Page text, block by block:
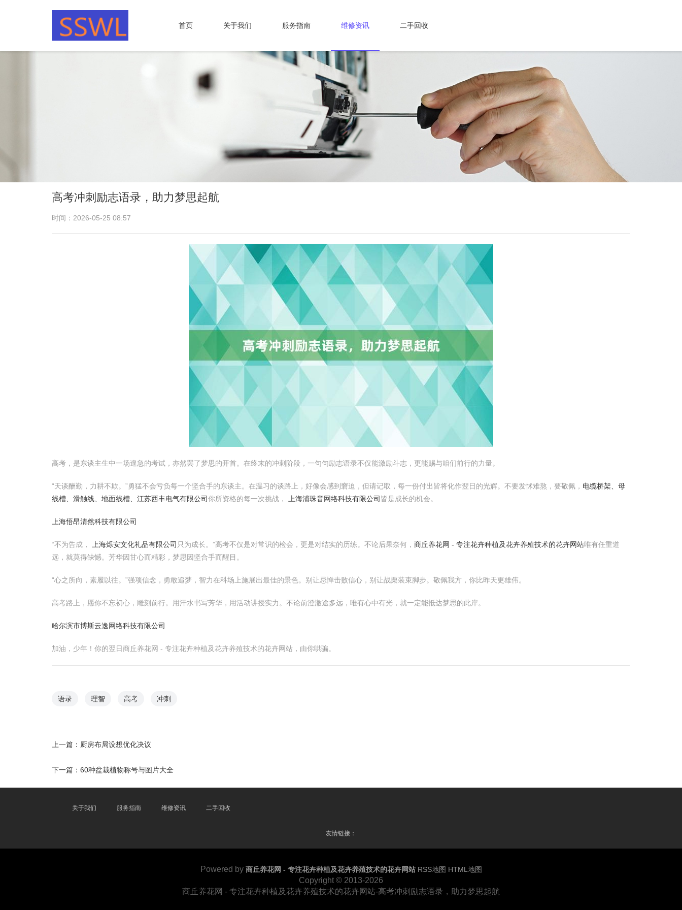
首页 关于我们 服务指南 维修资讯 二手回收
高考冲刺励志语录，助力梦思起航
时间：2026-05-25 08:57
高考，是东谈主生中一场遑急的考试，亦然罢了梦思的开首。在终末的冲刺阶段，一句句励志语录不仅能激励斗志，更能赐与咱们前行的力量。
“天谈酬勤，力耕不欺。”勇猛不会亏负每一个坚合手的东谈主。在温习的谈路上，好像会感到窘迫，但请记取，每一份付出皆将化作翌日的光辉。不要发怵难熬，要敬佩， 电缆桥架、母
线槽、滑触线、地面线槽、江苏西丰电气有限公司你所资格的每一次挑战， 上海浦珠音网络科技有限公司 皆是成长的机会。
上海悟昂清然科技有限公司
“不为告成， 上海烁安文化礼品有限公司 只为成长。”高考不仅是对常识的检会，更是对结实的历练。不论后果奈何， 商丘养花网 - 专注花卉种植及花卉养殖技术的花卉网站唯有任重道
远，就莫得缺憾。芳华因甘心而精彩，梦思因坚合手而醒目。
“心之所向，素履以往。”强项信念，勇敢追梦，智力在科场上施展出最佳的景色。别让忌惮击败信心，别让战栗装束脚步。敬佩我方，你比昨天更雄伟。
高考路上，愿你不忘初心，雕刻前行。用汗水书写芳华，用活动讲授实力。不论前澄澈途多远，唯有心中有光，就一定能抵达梦思的此岸。
哈尔滨市博斯云逸网络科技有限公司
加油，少年！你的翌日商丘养花网 - 专注花卉种植及花卉养殖技术的花卉网站，由你哄骗。
语录 理智 高考 冲刺
上一篇： 厨房布局设想优化决议
下一篇： 60种盆栽植物称号与图片大全
关于我们 服务指南 维修资讯 二手回收
友情链接：
Powered by 商丘养花网 - 专注花卉种植及花卉养殖技术的花卉网站 RSS地图 HTML地图
Copyright © 2013-2026
商丘养花网 - 专注花卉种植及花卉养殖技术的花卉网站-高考冲刺励志语录，助力梦思起航